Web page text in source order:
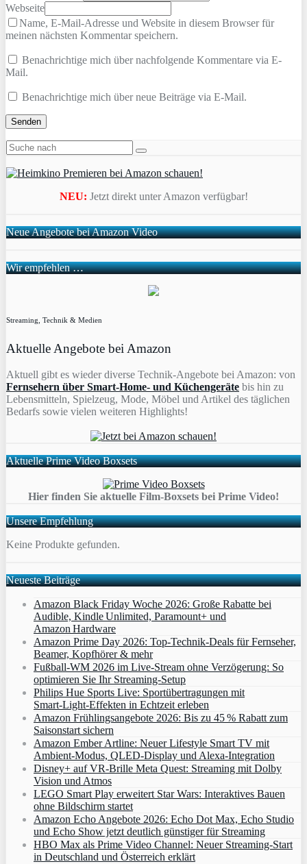
Webseite
Name, E-Mail-Adresse und Website in diesem Browser für
meinen nächsten Kommentar speichern.
Benachrichtige mich über nachfolgende Kommentare via E-
Mail.
Benachrichtige mich über neue Beiträge via E-Mail.
NEU: Jetzt direkt unter Amazon verfügbar!
Neue Angebote bei Amazon Video
Wir empfehlen …
Streaming, Technik & Medien
Aktuelle Angebote bei Amazon
Aktuell gibt es wieder diverse Technik-Angebote bei Amazon: von
Fernsehern über Smart-Home- und Küchengeräte bis hin zu
Lebensmitteln, Spielzeug, Mode, Möbel und Artikel des täglichen
Bedarfs sowie vielen weiteren Highlights!
Aktuelle Prime Video Boxsets
Hier finden Sie aktuelle Film-Boxsets bei Prime Video!
Unsere Empfehlung
Keine Produkte gefunden.
Neueste Beiträge
Amazon Black Friday Woche 2026: Große Rabatte bei
Audible, Kindle Unlimited, Paramount+ und
Amazon Hardware
Amazon Prime Day 2026: Top-Technik-Deals für Fernseher,
Beamer, Kopfhörer & mehr
Fußball-WM 2026 im Live-Stream ohne Verzögerung: So
optimieren Sie Ihr Streaming-Setup
Philips Hue Sports Live: Sportübertragungen mit
Smart‑Light‑Effekten in Echtzeit erleben
Amazon Frühlingsangebote 2026: Bis zu 45 % Rabatt zum
Saisonstart sichern
Amazon Ember Artline: Neuer Lifestyle Smart TV mit
Ambient‑Modus, QLED‑Display und Alexa‑Integration
Disney+ auf VR-Brille Meta Quest: Streaming mit Dolby
Vision und Atmos
LEGO Smart Play erweitert Star Wars: Interaktives Bauen
ohne Bildschirm startet
Amazon Echo Angebote 2026: Echo Dot Max, Echo Studio
und Echo Show jetzt deutlich günstiger für Streaming
HBO Max als Prime Video Channel: Neuer Streaming‑Start
in Deutschland und Österreich erklärt